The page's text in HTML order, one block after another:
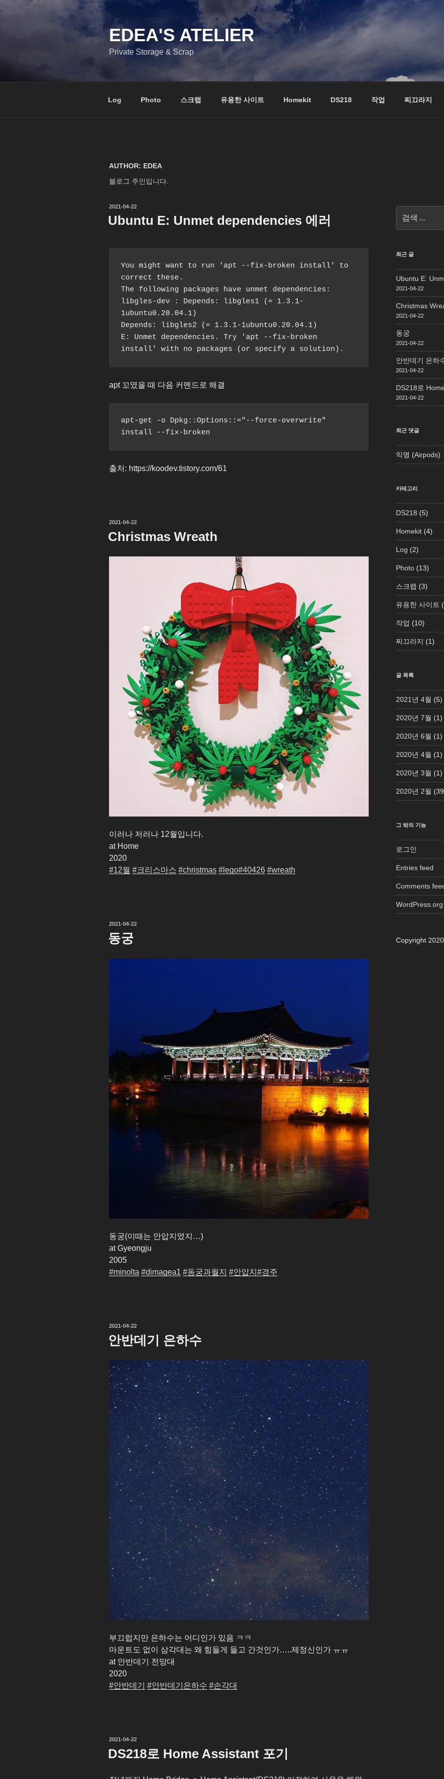
EDEA'S ATELIER
Private Storage & Scrap
Log Photo 스크랩 유용한 사이트 Homekit DS218 작업 찌끄라지
AUTHOR: EDEA
블로그 주인입니다.
작
일
2021-04-22
Ubuntu E: Unmet dependencies 에러
You might want to run 'apt --fix-broken install' to
correct these.
The following packages have unmet dependencies:
libgles-dev : Depends: libgles1 (= 1.3.1-
1ubuntu0.20.04.1)
Depends: libgles2 (= 1.3.1-1ubuntu0.20.04.1)
E: Unmet dependencies. Try 'apt --fix-broken
install' with no packages (or specify a solution).
apt 꼬였을 때 다음 커멘드로 해결
apt-get -o Dpkg::Options::="--force-overwrite"
install --fix-broken
출처: https://koodev.tistory.com/61
작
일
2021-04-22
Christmas Wreath
이러나 저러나 12월입니다.
at Home
2020
#12월 #크리스마스 #christmas #lego#40426 #wreath
작
일
2021-04-22
동궁
동궁(이때는 안압지였지…)
at Gyeongju
2005
#minolta #dimagea1 #동궁과월지 #안압지 #경주
작
일
2021-04-22
안반데기 은하수
부끄럽지만 은하수는 어디인가 있음 ㅋㅋ
마운트도 없이 삼각대는 왜 힘들게 들고 간것인가…..제정신인가 ㅠㅠ
at 안반데기 전망대
2020
#안반데기
#안반데기은하수 #손각대
작
일
2021-04-22
DS218로 Home Assistant 포기
색:
최근 글
Ubuntu E:
2021-04-22
Christmas
2021-04-22
동궁
2021-04-22
안반데기 은하
2021-04-22
DS218로
2021-04-22
최근 댓글
익명 (Airpods)
카테고리
DS218 (5)
Homekit(4)
Log (2)
Photo(13)
스크랩 (3)
유용한 사이트
작업 (10)
찌끄라지 (1)
글 목록
2021년 4월 (5)
2020년 7월 (1)
2020년 6월 (1)
2020년 4월 (1)
2020년 3월 (1)
2020년 2월
그 밖의 기능
로그인
Entries feed
Comments
WordPress.org
Copyright